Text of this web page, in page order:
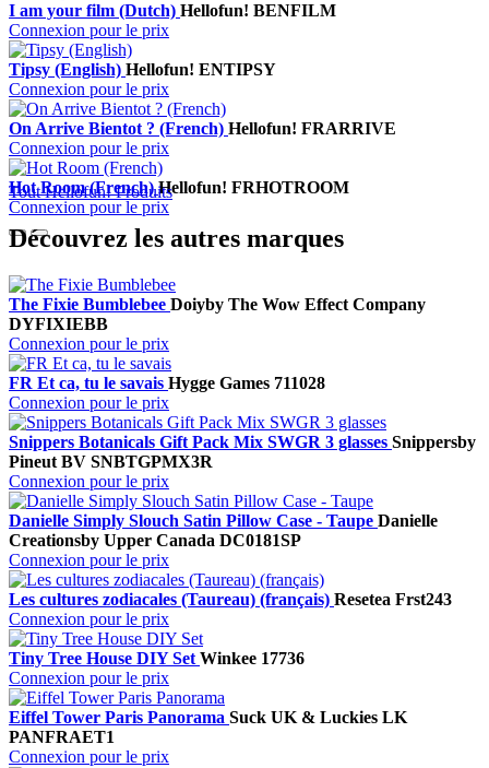
I am your film (Dutch) Hellofun! BENFILM
Connexion pour le prix
Tipsy (English) Hellofun! ENTIPSY
Connexion pour le prix
On Arrive Bientot ? (French) Hellofun! FRARRIVE
Connexion pour le prix
Hot Room (French)Hellofun! FRHOTROOM
Connexion pour le prix
Tout Hellofun! Produits
Découvrez les autres marques
The Fixie Bumblebee Doiyby The Wow Effect Company
DYFIXIEBB
Connexion pour le prix
FR Et ca, tu le savais Hygge Games 711028
Connexion pour le prix
Snippers Botanicals Gift Pack Mix SWGR 3 glasses Snippersby
Pineut BV SNBTGPMX3R
Connexion pour le prix
Danielle Simply Slouch Satin Pillow Case - Taupe Danielle
Creationsby Upper Canada DC0181SP
Connexion pour le prix
Les cultures zodiacales (Taureau) (français) Resetea Frst243
Connexion pour le prix
Tiny Tree House DIY Set Winkee 17736
Connexion pour le prix
Eiffel Tower Paris Panorama Suck UK & Luckies LK
PANFRAET1
Connexion pour le prix